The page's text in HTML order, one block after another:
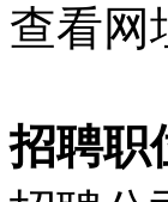
查看网
招聘职